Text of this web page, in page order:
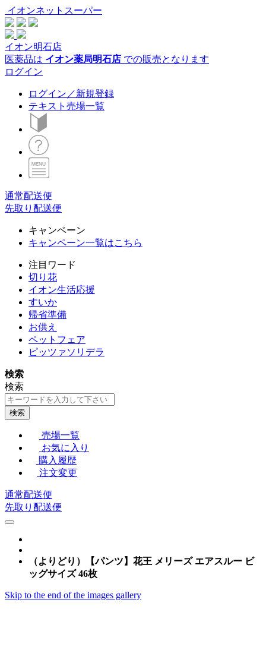
イオンネットスーパー
イオン明石店
医薬品は イオン薬局明石店 での販売となります
ログイン
ログイン／新規登録
テキスト売場一覧
通常配送便
先取り配送便
キャンペーン
キャンペーン一覧はこちら
注目ワード
切り花
イオン生活応援
すいか
帰省準備
お供え
ペットフェア
ピッツァソリデラ
検索
検索
検索
売場一覧
お気に入り
購入履歴
注文変更
通常配送便
先取り配送便
（よりどり）【パンツ】花王 メリーズ エアスルー ビ
ッグサイズ 46枚
Skip to the end of the images gallery